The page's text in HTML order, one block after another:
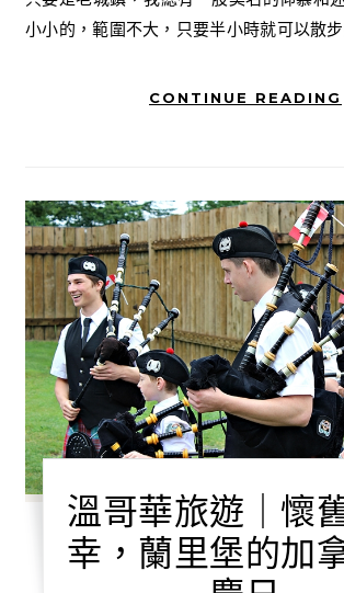
小小的，範圍不大，只要半小時就可以散
CONTINUE READING
溫哥華旅遊｜懷
幸，蘭里堡的加